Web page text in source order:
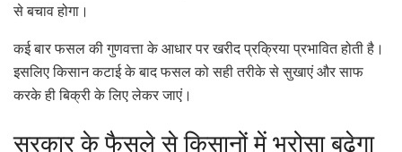
से बचाव होगा।
कई बार फसल की गुणवत्ता के आधार पर खरीद प्रक्रिया प्रभावित होती है।
इसलिए किसान कटाई के बाद फसल को सही तरीके से सुखाएं और साफ
करके ही बिक्री के लिए लेकर जाएं।
सरकार के फैसले से किसानों में भरोसा बढ़ेगा